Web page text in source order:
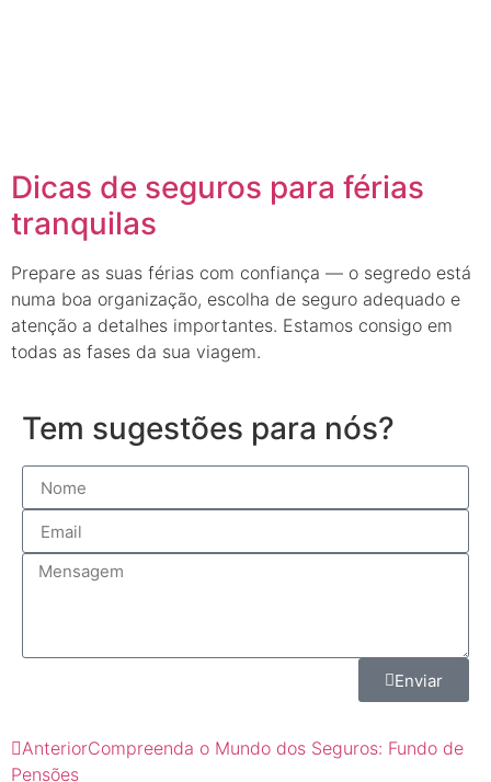
Dicas de seguros para férias
tranquilas
Prepare as suas férias com confiança — o segredo está
numa boa organização, escolha de seguro adequado e
atenção a detalhes importantes. Estamos consigo em
todas as fases da sua viagem.
Tem sugestões para nós?
Enviar
AnteriorCompreenda o Mundo dos Seguros: Fundo de
Pensões